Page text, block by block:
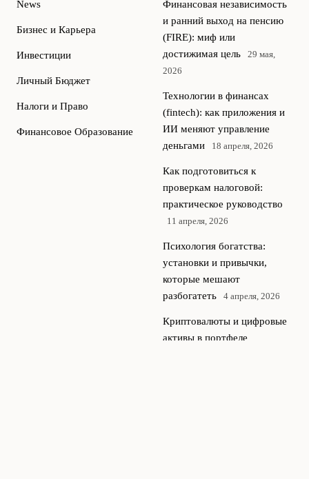
News
Бизнес и Карьера
Инвестиции
Личный Бюджет
Налоги и Право
Финансовое Образование
Финансовая независимость
и ранний выход на пенсию
(FIRE): миф или
достижимая цель
29 мая,
2026
Технологии в финансах
(fintech): как приложения и
ИИ меняют управление
деньгами
18 апреля, 2026
Как подготовиться к
проверкам налоговой:
практическое руководство
11 апреля, 2026
Психология богатства:
установки и привычки,
которые мешают
разбогатеть
4 апреля, 2026
Криптовалюты и цифровые
активы в портфеле